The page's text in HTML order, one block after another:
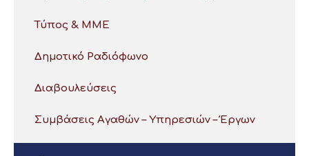
Τύπος & ΜΜΕ
Δημοτικό Ραδιόφωνο
Διαβουλεύσεις
Συμβάσεις Αγαθών – Υπηρεσιών – Έργων